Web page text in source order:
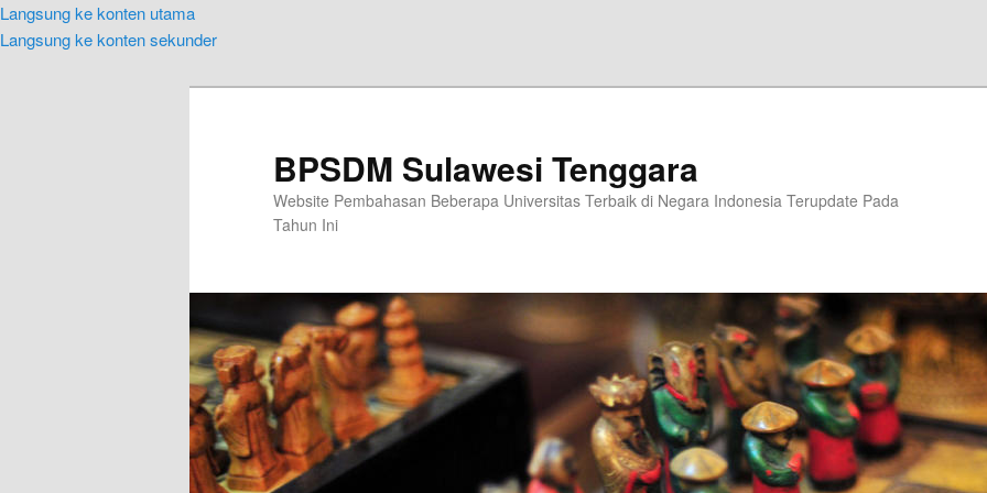
Langsung ke konten utama
Langsung ke konten sekunder
BPSDM Sulawesi Tenggara
Website Pembahasan Beberapa Universitas Terbaik di Negara Indonesia Terupdate Pada
Tahun Ini